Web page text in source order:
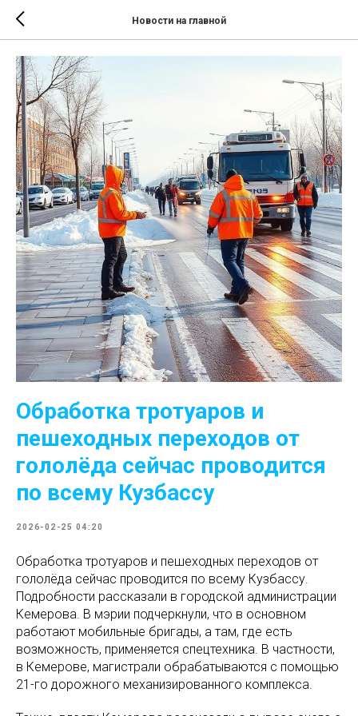
Новости на главной
Обработка тротуаров и
пешеходных переходов от
гололёда сейчас проводится
по всему Кузбассу
2026-02-25 04:20
Обработка тротуаров и пешеходных переходов от
гололёда сейчас проводится по всему Кузбассу.
Подробности рассказали в городской администрации
Кемерова. В мэрии подчеркнули, что в основном
работают мобильные бригады, а там, где есть
возможность, применяется спецтехника. В частности,
в Кемерове, магистрали обрабатываются с помощью
21-го дорожного механизированного комплекса.